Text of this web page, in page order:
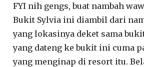
FYI nih gengs, buat nambah
Bukit Sylvia ini diambil dari
yang lokasinya deket sama
yang dateng ke bukit ini cuma
yang menginap di resort itu.